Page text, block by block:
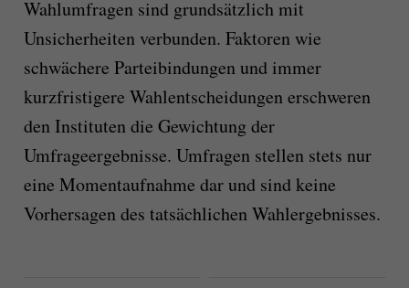
Wahlumfragen sind grundsätzlich mit
Unsicherheiten verbunden. Faktoren wie
schwächere Parteibindungen und immer
kurzfristigere Wahlentscheidungen erschweren
den Instituten die Gewichtung der
Umfrageergebnisse. Umfragen stellen stets nur
eine Momentaufnahme dar und sind keine
Vorhersagen des tatsächlichen Wahlergebnisses.